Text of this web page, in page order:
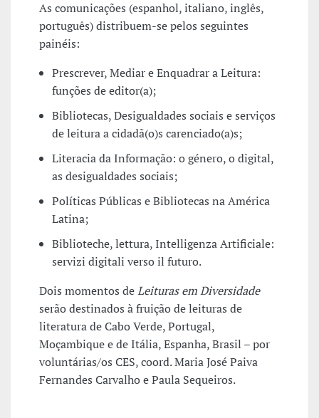
As comunicações (espanhol, italiano, inglês,
português) distribuem-se pelos seguintes
painéis:
Prescrever, Mediar e Enquadrar a Leitura:
funções de editor(a);
Bibliotecas, Desigualdades sociais e serviços
de leitura a cidadã(o)s carenciado(a)s;
Literacia da Informação: o género, o digital,
as desigualdades sociais;
Políticas Públicas e Bibliotecas na América
Latina;
Biblioteche, lettura, Intelligenza Artificiale:
servizi digitali verso il futuro.
Dois momentos deLeituras em Diversidade
serão destinados à fruição de leituras de
literatura de Cabo Verde, Portugal,
Moçambique e de Itália, Espanha, Brasil – por
voluntárias/os CES, coord. Maria José Paiva
Fernandes Carvalho e Paula Sequeiros.